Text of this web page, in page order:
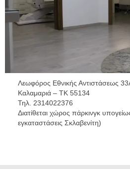
Μεσοθεραπεία
Fractional CO2
εκπομπής Laser
Εφαρμογή
Εφαρμογή
(Botox)
Λεωφόρος Εθνικής Αντιστάσεως
Καλαμαριά – ΤΚ 55134
Τηλ. 2314022376
Διατίθεται χώρος πάρκινγκ
εγκαταστάσεις Σκλαβενίτη)